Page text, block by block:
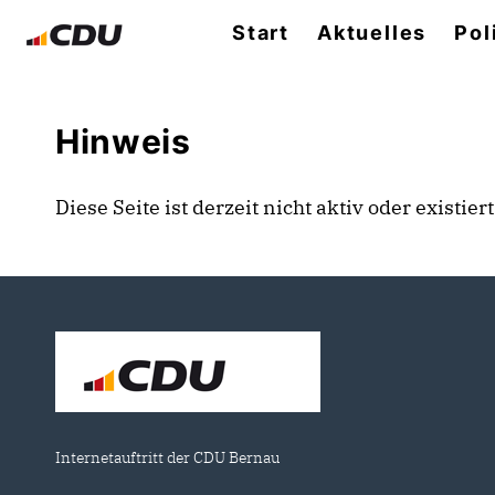
Start Aktuelles
Hinweis
Diese Seite ist derzeit nicht aktiv oder
Internetauftritt der CDU Bernau